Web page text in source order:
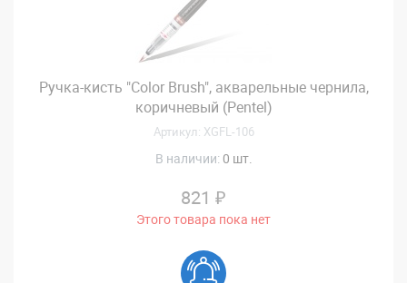
Ручка-кисть "Color Brush", акварельные чернила,
коричневый (Pentel)
Артикул: XGFL-106
В наличии: 0 шт.
821 ₽
Этого товара пока нет